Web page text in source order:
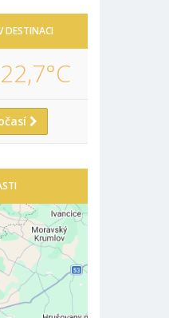
DESTINACI
22,7°C